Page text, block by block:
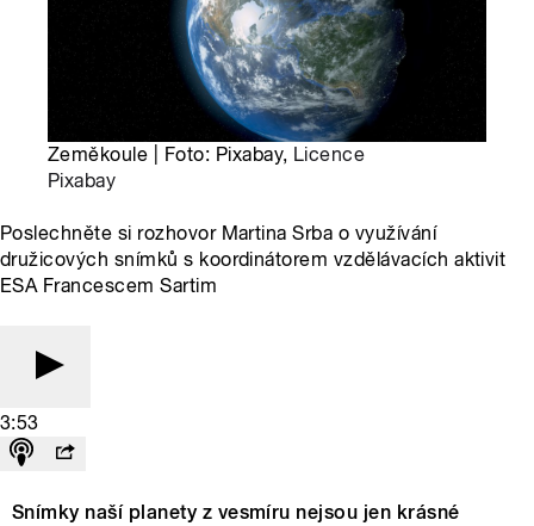
Zeměkoule | Foto: Pixabay, Licence
Pixabay
Poslechněte si rozhovor Martina Srba o využívání
družicových snímků s koordinátorem vzdělávacích aktivit
ESA Francescem Sartim
3:53
Snímky naší planety z vesmíru nejsou jen krásné